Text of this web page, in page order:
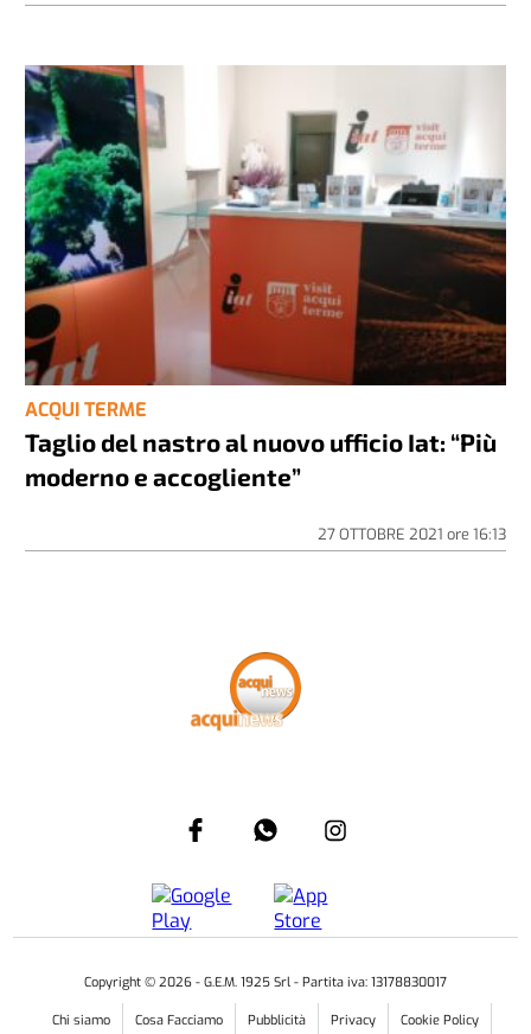
ACQUI TERME
Taglio del nastro al nuovo ufficio Iat: “Più
moderno e accogliente”
27 OTTOBRE 2021 ore 16:13
Copyright © 2026 - G.E.M. 1925 Srl - Partita iva: 13178830017
Chi siamo Cosa Facciamo Pubblicità Privacy Cookie Policy